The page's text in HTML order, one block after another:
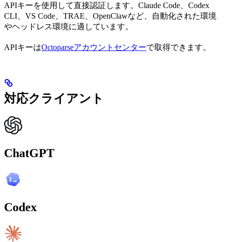
APIキーを使用して直接認証します。Claude Code、Codex
CLI、VS Code、TRAE、OpenClawなど、自動化された環境
やヘッドレス環境に適しています。
APIキーはOctoparseアカウントセンターで取得できます。
対応クライアント
ChatGPT
Codex